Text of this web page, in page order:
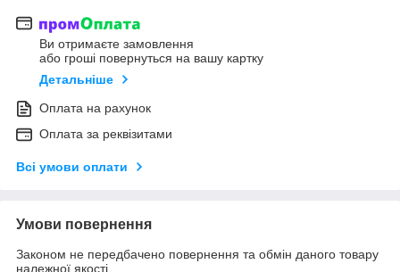
Ви отримаєте замовлення
або гроші повернуться на вашу картку
Детальніше
Оплата на рахунок
Оплата за реквізитами
Всі умови оплати
Умови повернення
Законом не передбачено повернення та обмін даного товару
належної якості